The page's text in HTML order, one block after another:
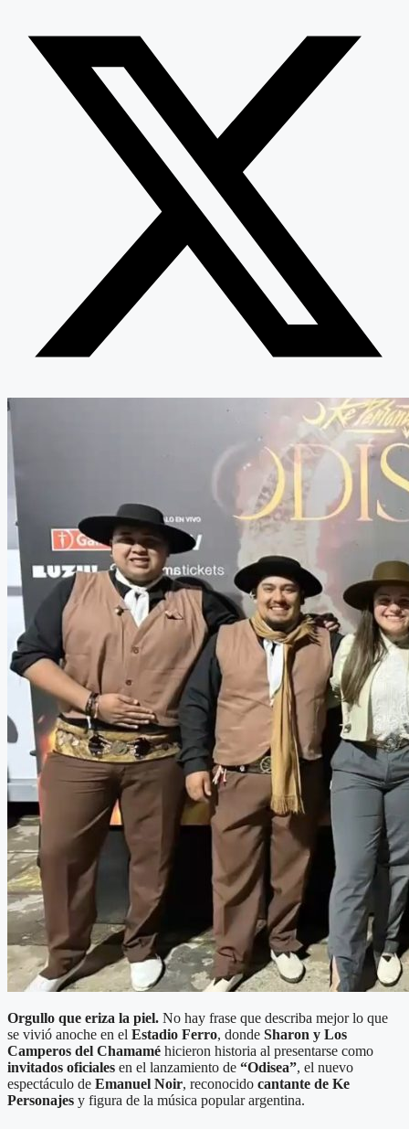
Orgullo que eriza la piel. No hay frase que describa mejor lo que
se vivió anoche en el Estadio Ferro, donde Sharon y Los
Camperos del Chamamé hicieron historia al presentarse como
invitados oficiales en el lanzamiento de “Odisea”, el nuevo
espectáculo de Emanuel Noir, reconocido cantante de Ke
Personajes y figura de la música popular argentina.